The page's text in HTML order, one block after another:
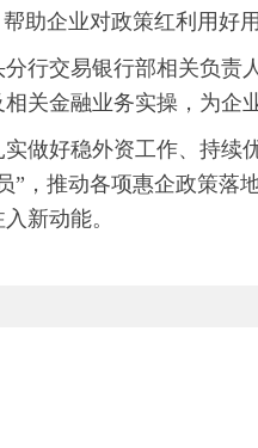
助企业对政策红利用好
交易银行部相关负责
关金融业务实操，为企
好稳外资工作、持续
”，推动各项惠企政策落
新动能。